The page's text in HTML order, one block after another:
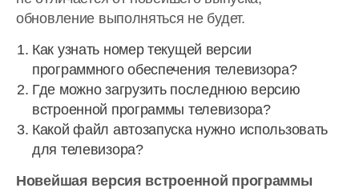
обновление выполняться не будет.
Как узнать номер текущей версии
программного обеспечения телевизора?
Где можно загрузить последнюю версию
встроенной программы телевизора?
Какой файл автозапуска нужно использовать
для телевизора?
Новейшая версия встроенной программы